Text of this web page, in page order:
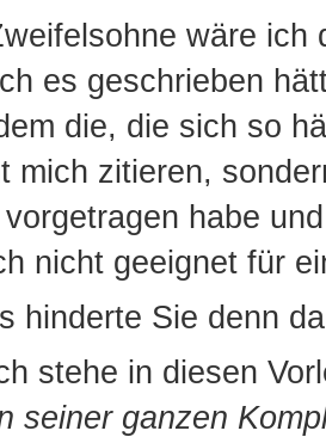
wäre ich
es geschrieben
die, die sich so
mich zitieren,
habe
nicht geeignet für
hinderte Sie denn
stehe in diesen
seiner ganzen